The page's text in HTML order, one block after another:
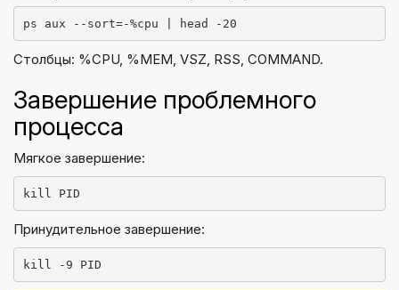
ps aux --sort=-%cpu | head -20
Столбцы: %CPU, %MEM, VSZ, RSS, COMMAND.
Завершение проблемного
процесса
Мягкое завершение:
kill PID
Принудительное завершение:
kill -9 PID